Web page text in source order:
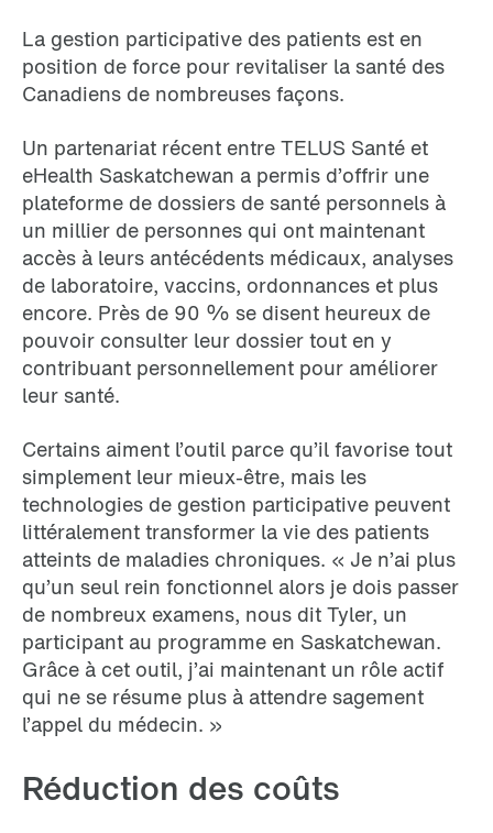
La gestion participative des patients est en
position de force pour revitaliser la santé des
Canadiens de nombreuses façons.
Un partenariat récent entre TELUS Santé et
eHealth Saskatchewan a permis d’offrir une
plateforme de dossiers de santé personnels à
un millier de personnes qui ont maintenant
accès à leurs antécédents médicaux, analyses
de laboratoire, vaccins, ordonnances et plus
encore. Près de 90 % se disent heureux de
pouvoir consulter leur dossier tout en y
contribuant personnellement pour améliorer
leur santé.
Certains aiment l’outil parce qu’il favorise tout
simplement leur mieux-être, mais les
technologies de gestion participative peuvent
littéralement transformer la vie des patients
atteints de maladies chroniques. « Je n’ai plus
qu’un seul rein fonctionnel alors je dois passer
de nombreux examens, nous dit Tyler, un
participant au programme en Saskatchewan.
Grâce à cet outil, j’ai maintenant un rôle actif
qui ne se résume plus à attendre sagement
l’appel du médecin. »
Réduction des coûts